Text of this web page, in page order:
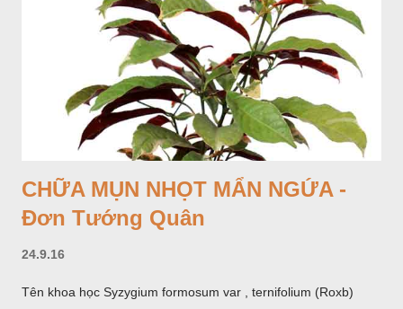
CHỮA MỤN NHỌT MẨN NGỨA -
Đơn Tướng Quân
24.9.16
Tên khoa học Syzygium formosum var , ternifolium (Roxb)